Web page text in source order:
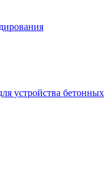
устройства бетонных